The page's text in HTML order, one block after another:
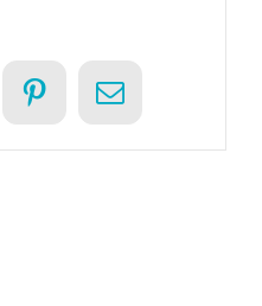
PinterestEmail